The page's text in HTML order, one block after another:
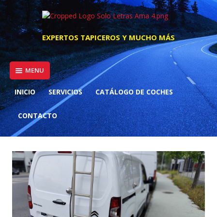
Skip
to
content
EXPERTOS TAPICEROS Y MUCHO MÁS
MENU
INICIO SERVICIOS CATÁLOGO DE COCHES
CONTACTO
100 CV CLUB